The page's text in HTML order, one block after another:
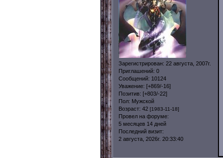
Зарегистрирован: 22 августа, 2007г.
Приглашений: 0
Сообщений: 10124
Уважение: [+869/-16]
Позитив: [+803/-22]
Пол: Мужской
Возраст: 42 [1983-11-18]
Провел на форуме:
5 месяцев 14 дней
Последний визит:
2 августа, 2026г. 20:33:40